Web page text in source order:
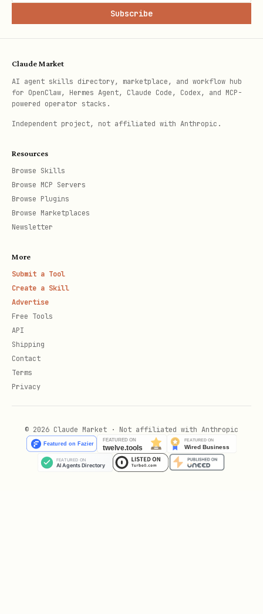
contribuição).
README.generated.md.
API.generated.md.
CODE_STRUCTURE.md (para repositórios
de código).
wiki).
4. Estrutura de Saída (Output Structure)
OUTPUT_PATH/ system-name/
REPOSITORY_MAP.md DEPLOYMENT.md
name/ README.generated.md
API.generated.md CODE_STRUCTURE.md
Execução
<ROOT_PATH>"
Restrições (Constraints)
Subscribe
Claude Market
AI agent skills directory, marketplace, and workflow hub
for OpenClaw, Hermes Agent, Claude Code, Codex, and MCP-
powered operator stacks.
Independent project, not affiliated with Anthropic.
Resources
Browse Skills
Browse MCP Servers
Browse Plugins
Browse Marketplaces
Newsletter
More
Submit a Tool
Create a Skill
Advertise
Free Tools
API
Shipping
Contact
Terms
Privacy
© 2026 Claude Market · Not affiliated with Anthropic